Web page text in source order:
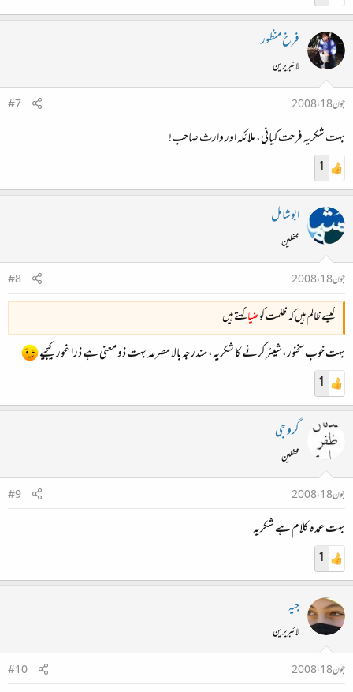
فرخ منظور
لائبریرین
جون 18، 2008
#7
بہت شکریہ فرحت کیانی، ملائکہ اور وارث صاحب!
1
ابوشامل
محفلین
جون 18، 2008
#8
کیسے ظالم ہیں کہ ظلمت کوضیاکہتے ہیں
بہت خوب سخنور، شیئر کرنے کا شکریہ، مندرجہ بالا مصرعہ بہت ذو معنی ہے ذرا غور کیجیے
1
گرو جی
محفلین
جون 18، 2008
#9
بہت عمدہ کلام ہے شکریہ
1
جیہ
لائبریرین
جون 18، 2008
#10